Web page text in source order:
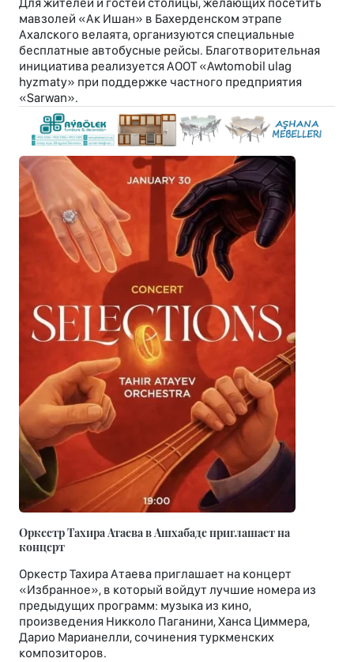
мавзолей «Ак Ишан» в Бахерденском этрапе
Ахалского велаята, организуются специальные
бесплатные автобусные рейсы. Благотворительная
инициатива реализуется АООТ «Awtomobil ulag
hyzmaty» при поддержке частного предприятия
«Sarwan».
Оркестр Тахира Атаева в Ашхабаде приглашает на
концерт
Оркестр Тахира Атаева приглашает на концерт
«Избранное», в который войдут лучшие номера из
предыдущих программ: музыка из кино,
произведения Никколо Паганини, Ханса Циммера,
Дарио Марианелли, сочинения туркменских
композиторов.